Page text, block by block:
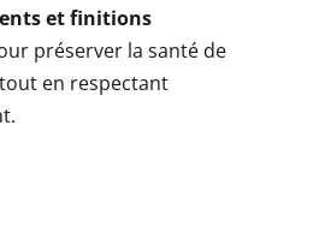
et finitions
préserver la santé de
en respectant